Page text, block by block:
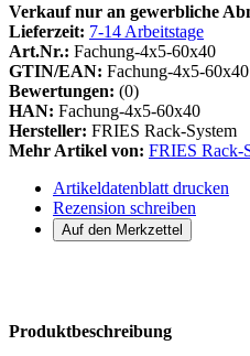
Verkauf nur an gewerbliche
Lieferzeit: 7-14 Arbeitstage
Art.Nr.: Fachung-4x5-60x40
GTIN/EAN: Fachung-4x5-60x40
Bewertungen: (0)
HAN: Fachung-4x5-60x40
Hersteller: FRIES Rack-System
Mehr Artikel von: FRIES Rack-
Artikeldatenblatt drucken
Rezension schreiben
Produktbeschreibung